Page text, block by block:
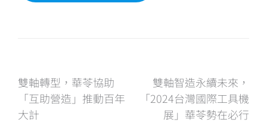
文
章
雙軸轉型，華苓協助
「互助營造」推動百年
大計
雙軸智造永續未來，
「2024台灣國際工具機
展」華苓勢在必行